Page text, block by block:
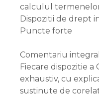
calculul
Dispozitii de drept
Puncte forte
Comentariu
Fiecare dispozitie a
exhaustiv, cu
sustinute de